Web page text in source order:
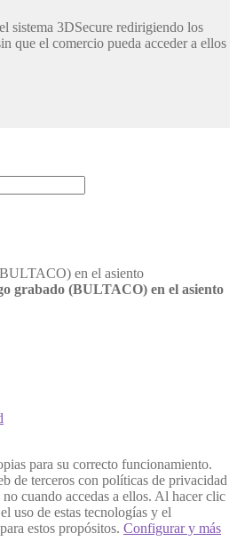
sistema 3DSecure redirigiendo los
que el comercio pueda acceder a ellos
grabado (BULTACO) en el asiento
para su correcto funcionamiento.
de terceros con políticas de privacidad
no cuando accedas a ellos. Al hacer clic
uso de estas tecnologías y el
estos propósitos. Configurar y más